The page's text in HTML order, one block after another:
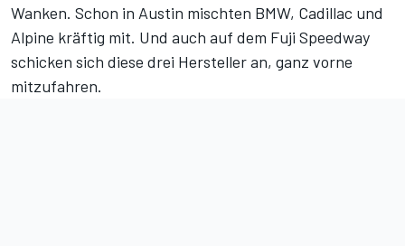
Wanken. Schon in Austin mischten BMW, Cadillac und
Alpine kräftig mit. Und auch auf dem Fuji Speedway
schicken sich diese drei Hersteller an, ganz vorne
mitzufahren.